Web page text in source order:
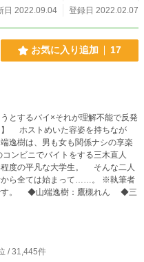
Sano 仁
仁流会鬼頭組若頭付。実家は伝統
日 2022.09.04 登録日 2022.02.07
お気に入り追加 17
とするバイ×それが理解不能で反発
が
逸樹は、男も女も関係ナシの享楽
ンビニでバイトをする三木直人
度の平凡な大学生。 そんな二人
全ては始まって……。 ※執筆者
す。 ◆山端逸樹：鷹槻れん ◆三
/ 31,445件